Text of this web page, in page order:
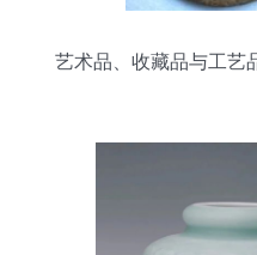
艺术品、收藏品与工艺